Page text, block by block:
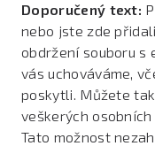
Doporučený text:
nebo jste zde
obdržení souboru s
vás uchováváme,
poskytli. Můžete
veškerých
Tato možnost